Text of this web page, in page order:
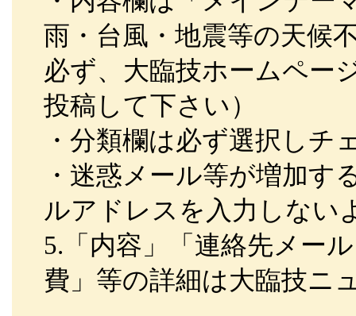
雨・台風・地震等の天候
必ず、大臨技ホームペー
投稿して下さい）
・分類欄は必ず選択しチ
・迷惑メール等が増加す
ルアドレスを入力しない
5.「内容」「連絡先メー
費」等の詳細は大臨技ニ